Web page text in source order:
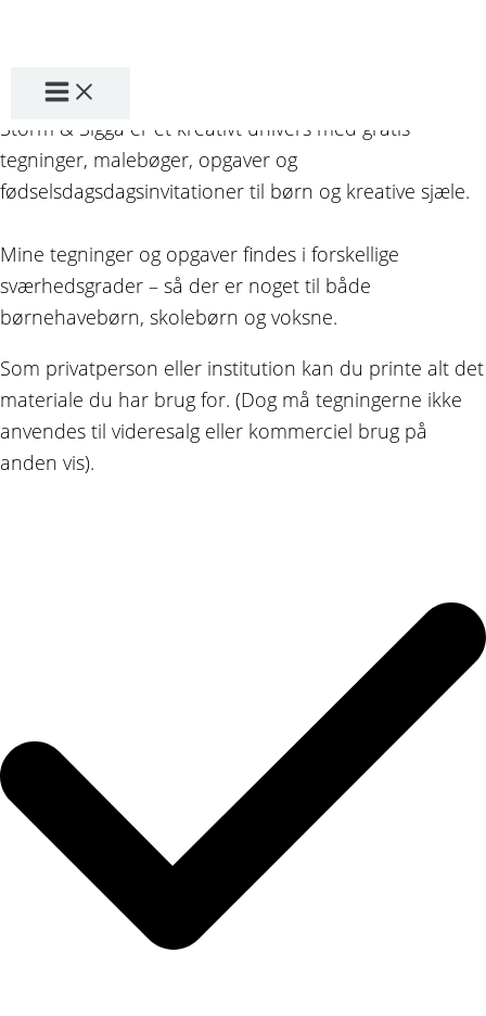
indholdet
Om Storm & Sigga
Storm & Sigga er et kreativt univers med gratis
tegninger, malebøger, opgaver og
fødselsdagsdagsinvitationer til børn og kreative sjæle.
Mine tegninger og opgaver findes i forskellige
sværhedsgrader – så der er noget til både
børnehavebørn, skolebørn og voksne.
Som privatperson eller institution kan du printe alt det
materiale du har brug for. (Dog må tegningerne ikke
anvendes til videresalg eller kommerciel brug på
anden vis).